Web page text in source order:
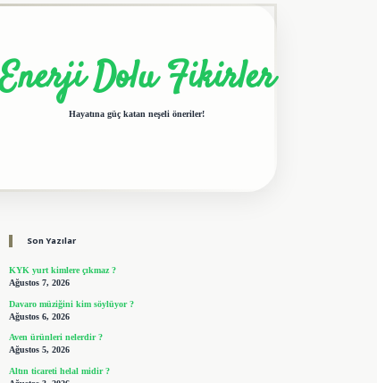
Enerji Dolu Fikirler
Hayatına güç katan neşeli öneriler!
Son Yazılar
KYK yurt kimlere çıkmaz ?
Ağustos 7, 2026
Davaro müziğini kim söylüyor ?
Ağustos 6, 2026
Aven ürünleri nelerdir ?
Ağustos 5, 2026
Altın ticareti helal midir ?